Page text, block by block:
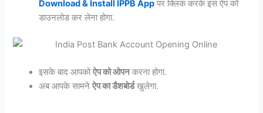
Download & Install IPPB App पर क्लिक करके इस ऐप को
डाउनलोड कर लेना होगा.
इसके बाद आपकोऐप को ओपनकरना होगा.
अब आपके सामनेऐप का डैशबोर्डखुलेगा.